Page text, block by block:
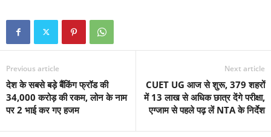
Previous article
देश के सबसे बड़े बैंकिंग फ्रॉड की
34,000 करोड़ की रकम, लोन के नाम
पर 2 भाई कर गए हजम
Next article
CUET UG आज से शुरू, 379 शहरों
में 13 लाख से अधिक छात्र देंगे परीक्षा,
एग्जाम से पहले पढ़ लें NTA के निर्देश